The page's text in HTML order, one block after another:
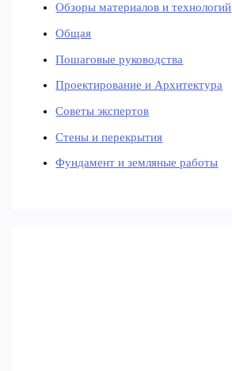
Обзоры материалов и технологий
Общая
Пошаговые руководства
Проектирование и Архитектура
Советы экспертов
Стены и перекрытия
Фундамент и земляные работы